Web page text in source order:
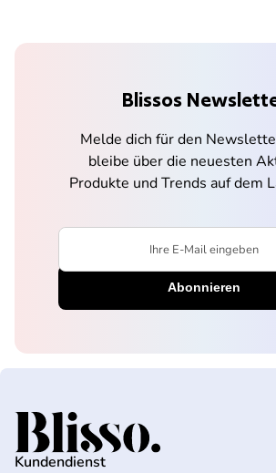
Blissos
Melde dich für den
bleibe über die neuesten
Produkte und Trends auf dem
Ihre E-Mail eingeben
Startseite
Kundendienst